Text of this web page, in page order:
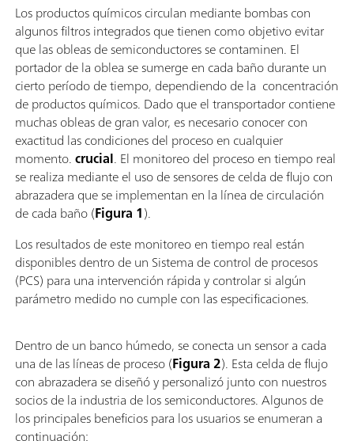
Los productos químicos circulan mediante bombas con
algunos filtros integrados que tienen como objetivo evitar
que las obleas de semiconductores se contaminen. El
portador de la oblea se sumerge en cada baño durante un
cierto período de tiempo, dependiendo de la concentración
de productos químicos. Dado que el transportador contiene
muchas obleas de gran valor, es necesario conocer con
exactitud las condiciones del proceso en cualquier
momento.crucial. El monitoreo del proceso en tiempo real
se realiza mediante el uso de sensores de celda de flujo con
abrazadera que se implementan en la línea de circulación
de cada baño (Figura 1).
Los resultados de este monitoreo en tiempo real están
disponibles dentro de un Sistema de control de procesos
(PCS) para una intervención rápida y controlar si algún
parámetro medido no cumple con las especificaciones.
Dentro de un banco húmedo, se conecta un sensor a cada
una de las líneas de proceso (Figura 2). Esta celda de flujo
con abrazadera se diseñó y personalizó junto con nuestros
socios de la industria de los semiconductores. Algunos de
los principales beneficios para los usuarios se enumeran a
continuación: